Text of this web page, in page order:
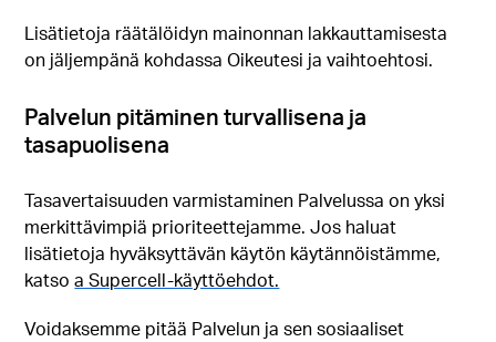
Lisätietoja räätälöidyn mainonnan lakkauttamisesta
on jäljempänä kohdassa Oikeutesi ja vaihtoehtosi.
Palvelun pitäminen turvallisena ja
tasapuolisena
Tasavertaisuuden varmistaminen Palvelussa on yksi
merkittävimpiä prioriteettejamme. Jos haluat
lisätietoja hyväksyttävän käytön käytännöistämme,
katsoa Supercell-käyttöehdot.
Voidaksemme pitää Palvelun ja sen sosiaaliset